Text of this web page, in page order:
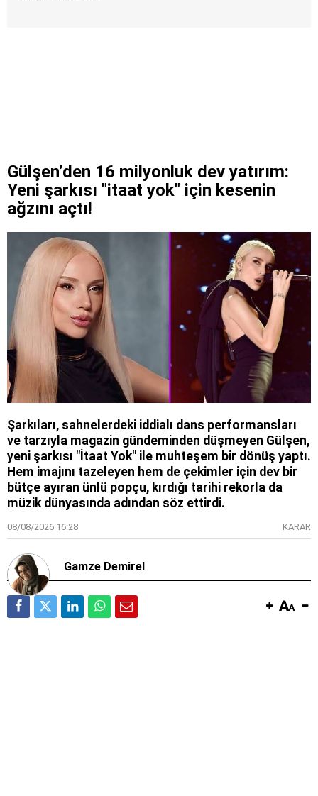
Gülşen’den 16 milyonluk dev yatırım:
Yeni şarkısı "itaat yok" için kesenin
ağzını açtı!
Şarkıları, sahnelerdeki iddialı dans performansları
ve tarzıyla magazin gündeminden düşmeyen Gülşen,
yeni şarkısı "İtaat Yok" ile muhteşem bir dönüş yaptı.
Hem imajını tazeleyen hem de çekimler için dev bir
bütçe ayıran ünlü popçu, kırdığı tarihi rekorla da
müzik dünyasında adından söz ettirdi.
08/08/2026 16:28 KARAR
Gamze Demirel